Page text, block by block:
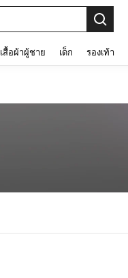
เสื้อผ้าผู้ชาย เด็ก รองเท้า